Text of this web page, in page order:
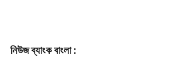
নিউজ ব্যাংক বাংলা :